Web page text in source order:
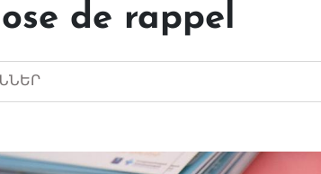
de rappel